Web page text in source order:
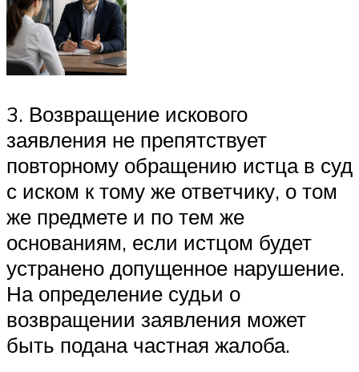
3. Возвращение искового
заявления не препятствует
повторному обращению истца в суд
с иском к тому же ответчику, о том
же предмете и по тем же
основаниям, если истцом будет
устранено допущенное нарушение.
На определение судьи о
возвращении заявления может
быть подана частная жалоба.